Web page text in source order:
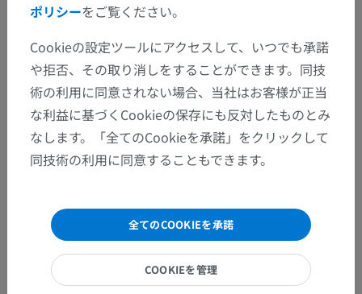
動物の比較解剖学
翻訳
修正や翻訳、内容の改善の提案がありましたらどう
ぞお知らせください。
問題を報告
ポリシーをご覧ください。
Cookieの設定ツールにアクセスして、いつでも承諾
や拒否、その取り消しをすることができます。同技
術の利用に同意されない場合、当社はお客様が正当
な利益に基づくCookieの保存にも反対したものとみ
なします。「全てのCookieを承諾」をクリックして
同技術の利用に同意することもできます。
全てのCOOKIEを承諾
COOKIEを管理